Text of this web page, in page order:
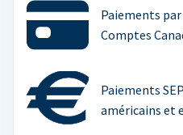
Paiements
Comptes
Paiements
américains et